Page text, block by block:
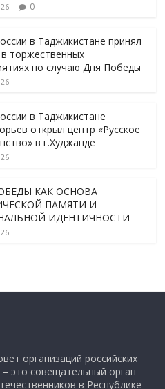
0
в Таджикистане принял
в торжественных
по случаю Дня Победы
в Таджикистане
открыл центр «Русское
в г.Худжанде
КАК ОСНОВА
ПАМЯТИ И
ИДЕНТИЧНОСТИ
организаций российских
это совещательный орган
в Республике